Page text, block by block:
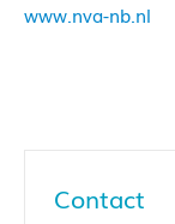
www.nva-nb.nl
Contact